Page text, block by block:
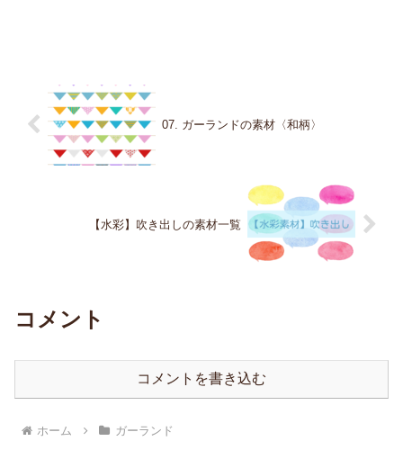
07. ガーランドの素材〈和柄〉
【水彩】吹き出しの素材一覧
コメント
コメントを書き込む
ホーム ガーランド